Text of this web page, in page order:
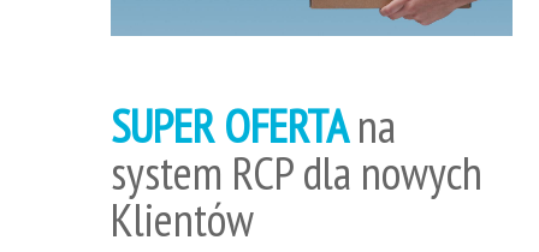
SUPER OFERTAna
system RCP dla nowych
Klientów